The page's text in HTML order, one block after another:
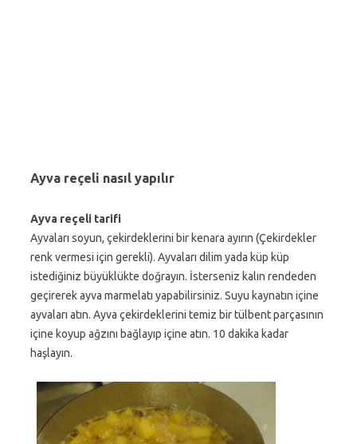
Ayva reçeli nasıl yapılır
Ayva reçeli tarifi
Ayvaları soyun, çekirdeklerini bir kenara ayırın (Çekirdekler
renk vermesi için gerekli). Ayvaları dilim yada küp küp
istediğiniz büyüklükte doğrayın. İsterseniz kalın rendeden
geçirerek ayva marmelatı yapabilirsiniz. Suyu kaynatın içine
ayvaları atın. Ayva çekirdeklerini temiz bir tülbent parçasının
içine koyup ağzını bağlayıp içine atın. 10 dakika kadar
haşlayın.